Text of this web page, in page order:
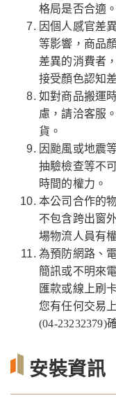
格局是否合適。
因個人感官差
等影響，商品
差異的消費者
接受顏色認知
如對商品搬運
慮，請洽客服
貨。
因颱風或地震
抽驗檢查等不
時間的權力。
本公司合作的
不包含跨出窗
場物流人員有
為預防網路、
簡訊或不明來
匯款或線上刷
您有任何交易
(04-23232379)
安裝資訊